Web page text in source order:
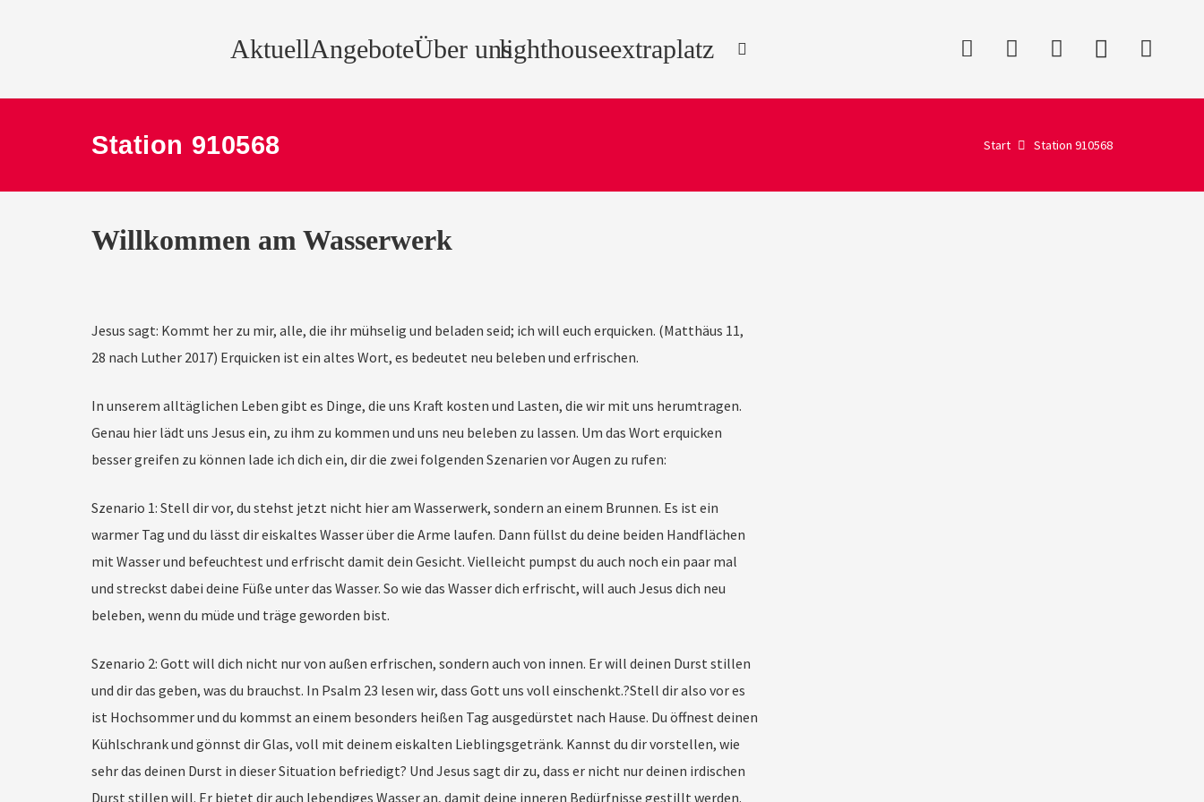
AktuellAngeboteÜber unslighthouseextraplatz
Station 910568 Start Station 910568
Willkommen am Wasserwerk
Jesus sagt: Kommt her zu mir, alle, die ihr mühselig und beladen seid; ich will euch erquicken. (Matthäus 11,
28 nach Luther 2017) Erquicken ist ein altes Wort, es bedeutet neu beleben und erfrischen.
In unserem alltäglichen Leben gibt es Dinge, die uns Kraft kosten und Lasten, die wir mit uns herumtragen.
Genau hier lädt uns Jesus ein, zu ihm zu kommen und uns neu beleben zu lassen. Um das Wort erquicken
besser greifen zu können lade ich dich ein, dir die zwei folgenden Szenarien vor Augen zu rufen:
Szenario 1: Stell dir vor, du stehst jetzt nicht hier am Wasserwerk, sondern an einem Brunnen. Es ist ein
warmer Tag und du lässt dir eiskaltes Wasser über die Arme laufen. Dann füllst du deine beiden Handflächen
mit Wasser und befeuchtest und erfrischt damit dein Gesicht. Vielleicht pumpst du auch noch ein paar mal
und streckst dabei deine Füße unter das Wasser. So wie das Wasser dich erfrischt, will auch Jesus dich neu
beleben, wenn du müde und träge geworden bist.
Szenario 2: Gott will dich nicht nur von außen erfrischen, sondern auch von innen. Er will deinen Durst stillen
und dir das geben, was du brauchst. In Psalm 23 lesen wir, dass Gott uns voll einschenkt.?Stell dir also vor es
ist Hochsommer und du kommst an einem besonders heißen Tag ausgedürstet nach Hause. Du öffnest deinen
Kühlschrank und gönnst dir Glas, voll mit deinem eiskalten Lieblingsgetränk. Kannst du dir vorstellen, wie
sehr das deinen Durst in dieser Situation befriedigt? Und Jesus sagt dir zu, dass er nicht nur deinen irdischen
Durst stillen will. Er bietet dir auch lebendiges Wasser an, damit deine inneren Bedürfnisse gestillt werden.